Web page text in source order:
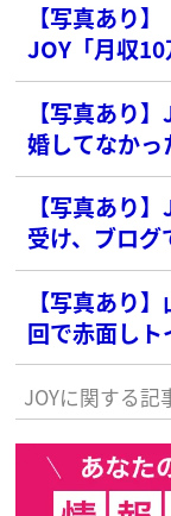
【写真あり
JOY「月収
感続出
【写真あり
婚してなかっ
【写真あり
受け、ブログ
【写真あり
回で赤面しト
JOYに関する記